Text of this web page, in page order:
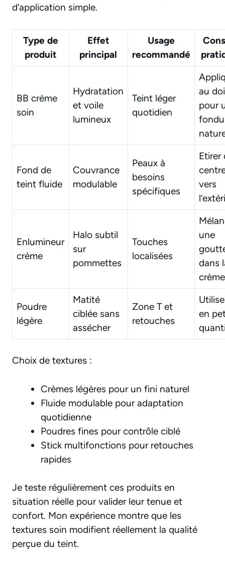
d’application simple.
Type de
produit
Effet
principal
Usage
recommandé
BB crème
soin
Hydratation
et voile
lumineux
Teint léger
quotidien
au
pour
fondu
Fond de
teint fluide
Couvrance
modulable
Peaux à
besoins
spécifiques
Etirer
vers
Enlumineur
crème
Halo subtil
sur
pommettes
Touches
localisées
une
dans
crème
Poudre
légère
Matité
ciblée sans
assécher
Zone T et
retouches
en
Choix de textures :
Crèmes légères pour un fini naturel
Fluide modulable pour adaptation
quotidienne
Poudres fines pour contrôle ciblé
Stick multifonctions pour retouches
rapides
Je teste régulièrement ces produits en
situation réelle pour valider leur tenue et
confort. Mon expérience montre que les
textures soin modifient réellement la qualité
perçue du teint.